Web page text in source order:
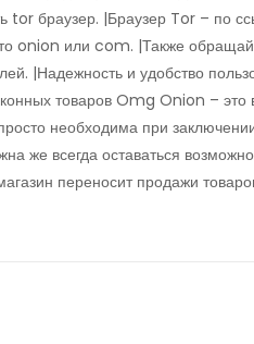
tor браузер. |Браузер Tor – по
onion или com. |Также
|Надежность и удобство
товаров Omg Onion – это
необходима при
же всегда оставаться
переносит продажи